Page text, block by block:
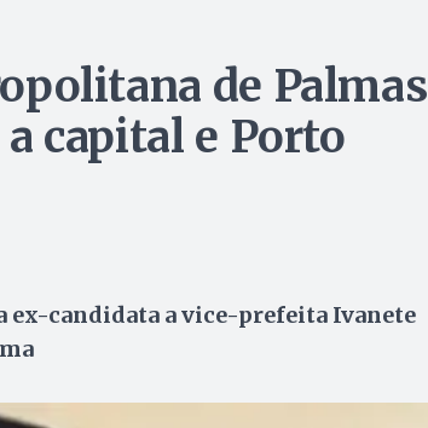
de Palmas
capital e Porto
ex-candidata a vice-prefeita Ivanete